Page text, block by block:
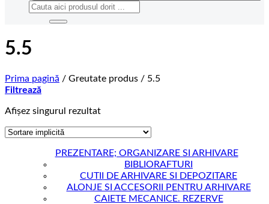
Caută
5.5
Prima pagină / Greutate produs / 5.5
Filtrează
Afișez singurul rezultat
PREZENTARE; ORGANIZARE SI ARHIVARE
BIBLIORAFTURI
CUTII DE ARHIVARE SI DEPOZITARE
ALONJE SI ACCESORII PENTRU ARHIVARE
CAIETE MECANICE. REZERVE